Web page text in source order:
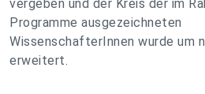
vergeben und der Kreis der im
Programme ausgezeichneten
WissenschafterInnen wurde um
erweitert.